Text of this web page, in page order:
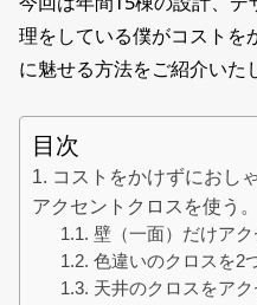
理をしている僕がコストを
に魅せる方法をご紹介いた
目次
コストをかけずにおし
アクセントクロスを使う。
壁（一面）だけアク
色違いのクロスを2
天井のクロスをア